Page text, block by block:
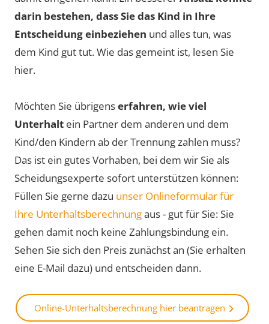
darin bestehen, dass Sie das Kind in Ihre
Entscheidung einbeziehen und alles tun, was
dem Kind gut tut. Wie das gemeint ist, lesen Sie
hier.
Möchten Sie übrigenserfahren, wie viel
Unterhalt ein Partner dem anderen und dem
Kind/den Kindern ab der Trennung zahlen muss?
Das ist ein gutes Vorhaben, bei dem wir Sie als
Scheidungsexperte sofort unterstützen können:
Füllen Sie gerne dazu unser Onlineformular für
Ihre Unterhaltsberechnungaus - gut für Sie: Sie
gehen damit noch keine Zahlungsbindung ein.
Sehen Sie sich den Preis zunächst an (Sie erhalten
eine E-Mail dazu) und entscheiden dann.
Online-Unterhaltsberechnung hier beantragen